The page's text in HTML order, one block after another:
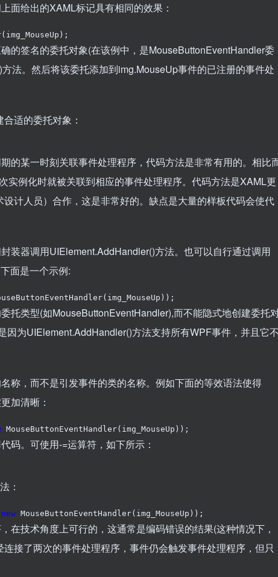
给出的XAML标记具有相同的效果：
签名的委托对象(在该例中，是MouseButtonEventHandler委
法。然后将该委托添加到img.MouseUp事件的已注册的事件处
适的委托对象：
某一时刻关联事件处理程序，代码方法是非常有用的。相比
实例化时就被关联到相应的事件处理程序。代码方法是XAML更
计人员）合作，这是非常好的。缺点是大量的样板代码会使代
器调用UIElement.AddHandler()方法。也可以自行通过调用
面是一个示例:
类型(如MouseButtonEventHandler),而不能隐式地创建委托
因为UIElement.AddHandler()方法支持所有WPF事件，并且它
，而不是引发事件的类的名称。例如下面的等效语法使得
加清晰：
MouseButtonEventHandler(img_MouseUp));
。可使用-=运算符，如下所示：
：
new MouseButtonEventHandler(img_MouseUp));
技术角度上可行的，这通常是编码错误的结果(这种情况下，
接了两次的事件处理程序，事件仍会触发事件处理程序，但只